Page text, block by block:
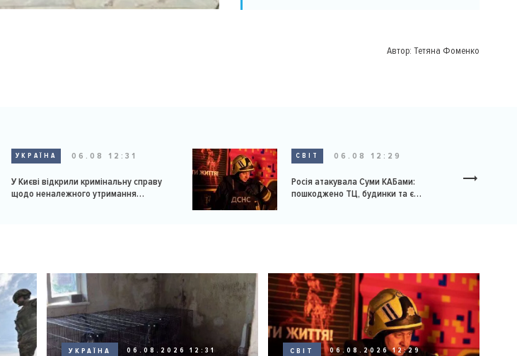
Автор: Тетяна Фоменко
УКРАЇНА 06.08 12:31
У Києві відкрили кримінальну справу
щодо неналежного утримання
СВІТ 06.08 12:29
Росія атакувала Суми КАБами:
пошкоджено ТЦ, будинки та є
УКРАЇНА 06.08.2026 12:31 СВІТ 06.08.2026 12:29